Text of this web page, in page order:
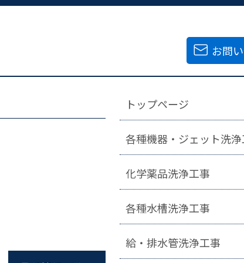
お問
トップページ
各種機器・ジェット洗
化学薬品洗浄工事
各種水槽洗浄工事
給・排水管洗浄工事